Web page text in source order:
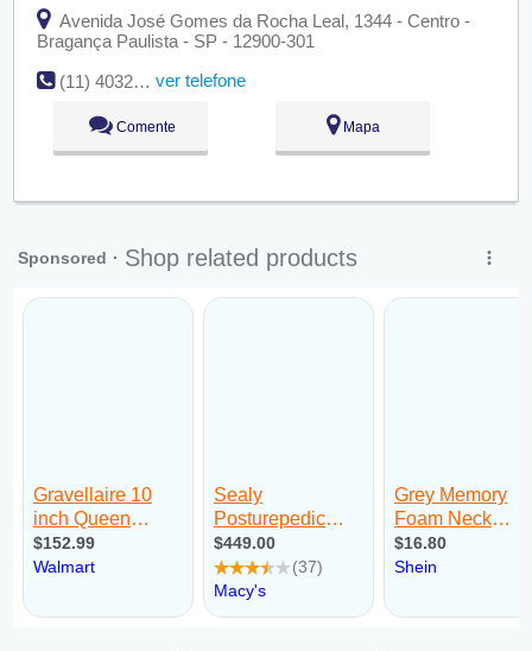
Avenida José Gomes da Rocha Leal, 1344 - Centro -
Bragança Paulista - SP - 12900-301
(11) 4032-8989
ver telefone
Comente Mapa